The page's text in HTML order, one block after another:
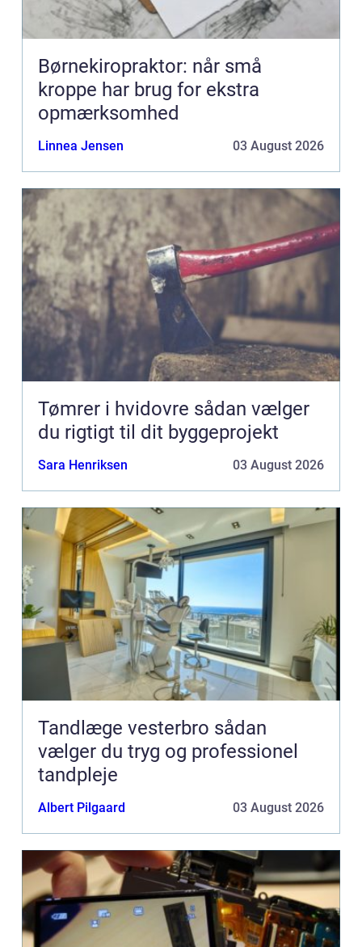
Børnekiropraktor: når små
kroppe har brug for ekstra
opmærksomhed
Linnea Jensen 03 August 2026
Tømrer i hvidovre sådan vælger
du rigtigt til dit byggeprojekt
Sara Henriksen 03 August 2026
Tandlæge vesterbro sådan
vælger du tryg og professionel
tandpleje
Albert Pilgaard 03 August 2026